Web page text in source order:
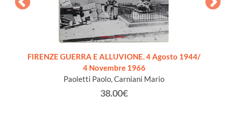
FIRENZE GUERRA E ALLUVIONE. 4 Agosto 1944/
4 Novembre 1966
Paoletti Paolo, Carniani Mario
38.00€